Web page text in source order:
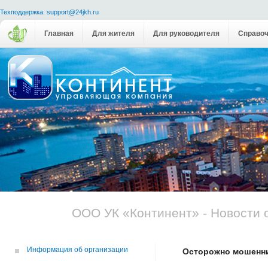
Техподдержка: support@24jkh.ru
Главная Для жителя Для руководителя
ООО УК «Континент» - Новости
Информация об организации Осторожно